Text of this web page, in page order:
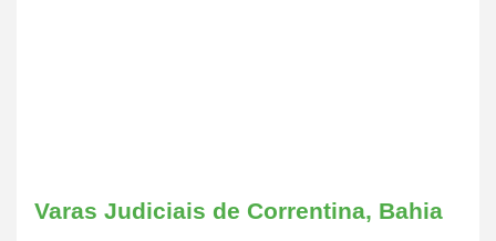
Varas Judiciais de Correntina, Bahia